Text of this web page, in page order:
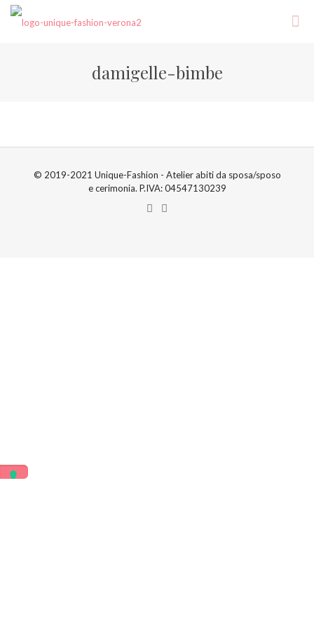
damigelle-bimbe
© 2019-2021 Unique-Fashion - Atelier abiti da sposa/sposo
e cerimonia. P.IVA: 04547130239